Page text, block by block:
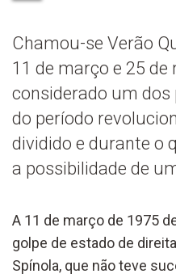
Chamou-se Verão
11 de março e 25 de
considerado um
do período
dividido e durante o
a possibilidade de
A 11 de março de 1975
golpe de estado de
Spínola, que não teve